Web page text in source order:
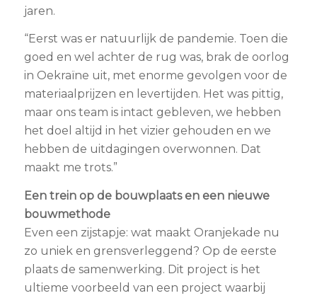
jaren.
“Eerst was er natuurlijk de pandemie. Toen die
goed en wel achter de rug was, brak de oorlog
in Oekraïne uit, met enorme gevolgen voor de
materiaalprijzen en levertijden. Het was pittig,
maar ons team is intact gebleven, we hebben
het doel altijd in het vizier gehouden en we
hebben de uitdagingen overwonnen. Dat
maakt me trots.”
Een trein op de bouwplaats en een nieuwe
bouwmethode
Even een zijstapje: wat maakt Oranjekade nu
zo uniek en grensverleggend? Op de eerste
plaats de samenwerking. Dit project is het
ultieme voorbeeld van een project waarbij